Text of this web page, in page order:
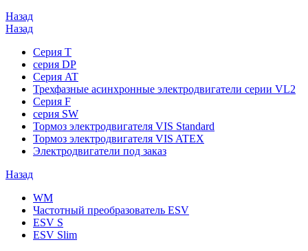
Назад
Назад
Серия T
серия DP
Серия AT
Трехфазные асинхронные электродвигатели серии VL2
Серия F
серия SW
Тормоз электродвигателя VIS Standard
Тормоз электродвигателя VIS ATEX
Электродвигатели под заказ
Назад
WM
Частотный преобразователь ESV
ESV S
ESV Slim